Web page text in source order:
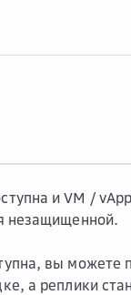
и VM /
незащищенной.
вы
а реплики